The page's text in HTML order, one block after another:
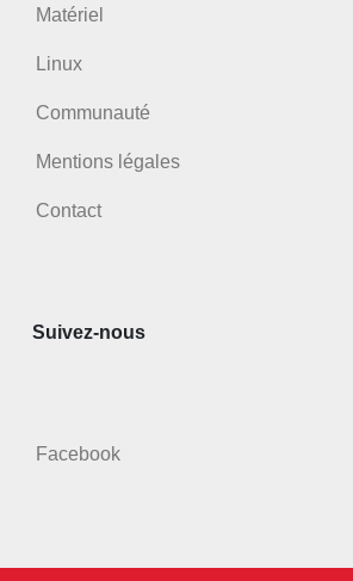
Matériel
Linux
Communauté
Mentions légales
Contact
Suivez-nous
Facebook